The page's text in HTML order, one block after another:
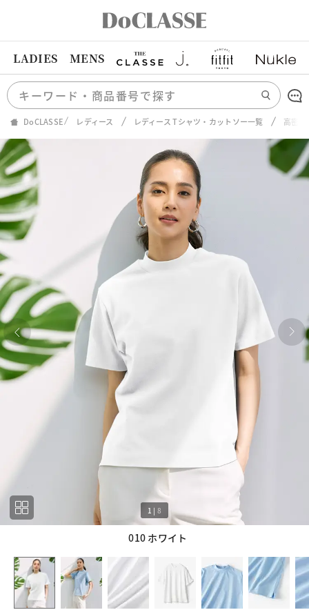
LADIES MENS
DoCLASSE レディース レディース Tシャツ・カットソー一覧 高密
010 ホワイト
1 | 8